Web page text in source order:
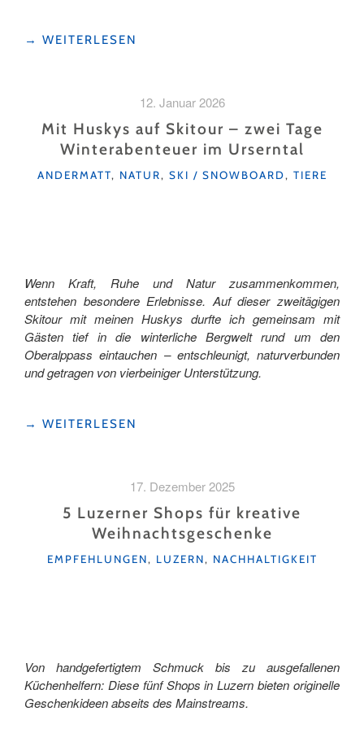
"ALS
LANGLAUFSCHULE"
→ WEITERLESEN
12. Januar 2026
Mit Huskys auf Skitour – zwei Tage
Winterabenteuer im Urserntal
KATEGORIEN
ANDERMATT, NATUR, SKI / SNOWBOARD, TIERE
Wenn Kraft, Ruhe und Natur zusammenkommen,
entstehen besondere Erlebnisse. Auf dieser zweitägigen
Skitour mit meinen Huskys durfte ich gemeinsam mit
Gästen tief in die winterliche Bergwelt rund um den
Oberalppass eintauchen – entschleunigt, naturverbunden
und getragen von vierbeiniger Unterstützung.
"MIT
WINTERABENTEUER
→ WEITERLESEN
17. Dezember 2025
5 Luzerner Shops für kreative
Weihnachtsgeschenke
KATEGORIEN
EMPFEHLUNGEN, LUZERN, NACHHALTIGKEIT
Von handgefertigtem Schmuck bis zu ausgefallenen
Küchenhelfern: Diese fünf Shops in Luzern bieten originelle
Geschenkideen abseits des Mainstreams.